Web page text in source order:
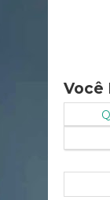
Você